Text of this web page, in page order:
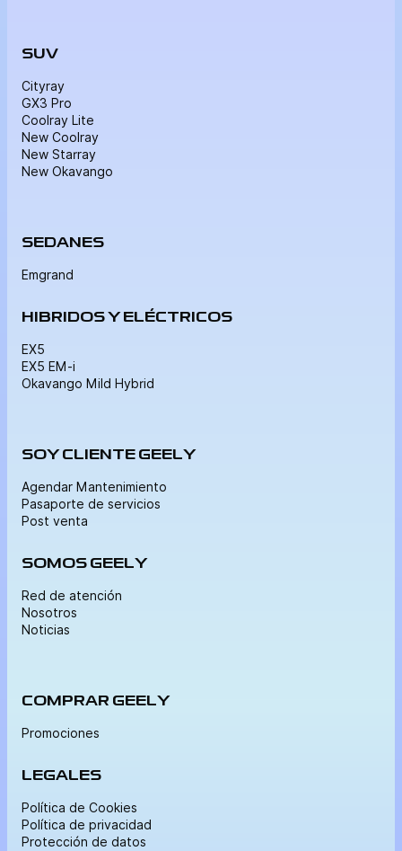
SUV
Cityray
GX3 Pro
Coolray Lite
New Coolray
New Starray
New Okavango
SEDANES
Emgrand
HIBRIDOS Y ELÉCTRICOS
EX5
EX5 EM-i
Okavango Mild Hybrid
SOY CLIENTE GEELY
Agendar Mantenimiento
Pasaporte de servicios
Post venta
SOMOS GEELY
Red de atención
Nosotros
Noticias
COMPRAR GEELY
Promociones
LEGALES
Política de Cookies
Política de privacidad
Protección de datos